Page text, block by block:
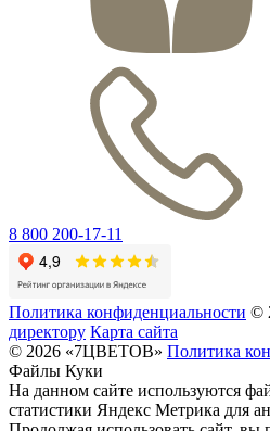
8 800 200-17-11
Политика конфиденциальности ©
директору Карта сайта
© 2026 «7ЦВЕТОВ» Политика
Файлы Куки
На данном сайте используются
статистики Яндекс Метрика для